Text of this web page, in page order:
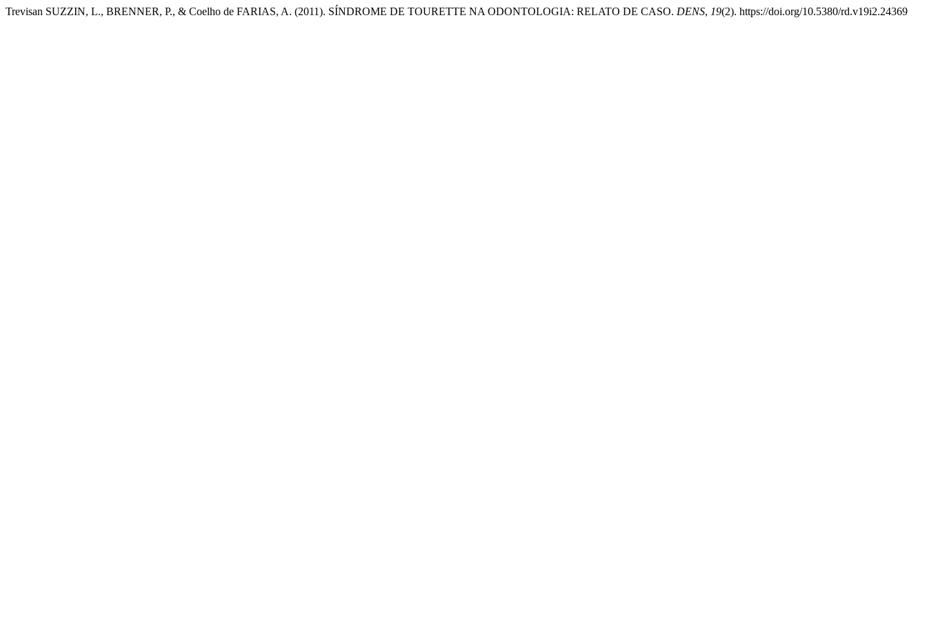
Trevisan SUZZIN, L., BRENNER, P., & Coelho de FARIAS, A. (2011). SÍNDROME DE TOURETTE NA ODONTOLOGIA: RELATO DE CASO. DENS, 19(2). https://doi.org/10.5380/rd.v19i2.24369